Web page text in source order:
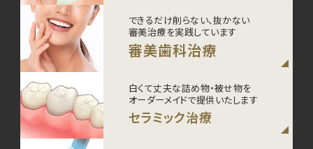
できるだけ削らない、抜かない
審美治療を実践しています
審美歯科治療
白くて丈夫な詰め物・被せ物を
オーダーメイドで提供いたします
セラミック治療